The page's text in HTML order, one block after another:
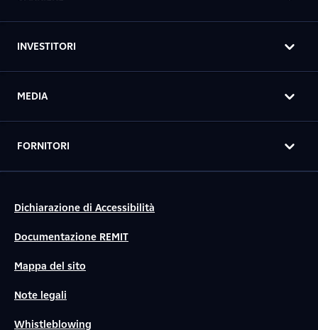
INVESTITORI
MEDIA
FORNITORI
Dichiarazione di Accessibilità
Documentazione REMIT
Mappa del sito
Note legali
Whistleblowing